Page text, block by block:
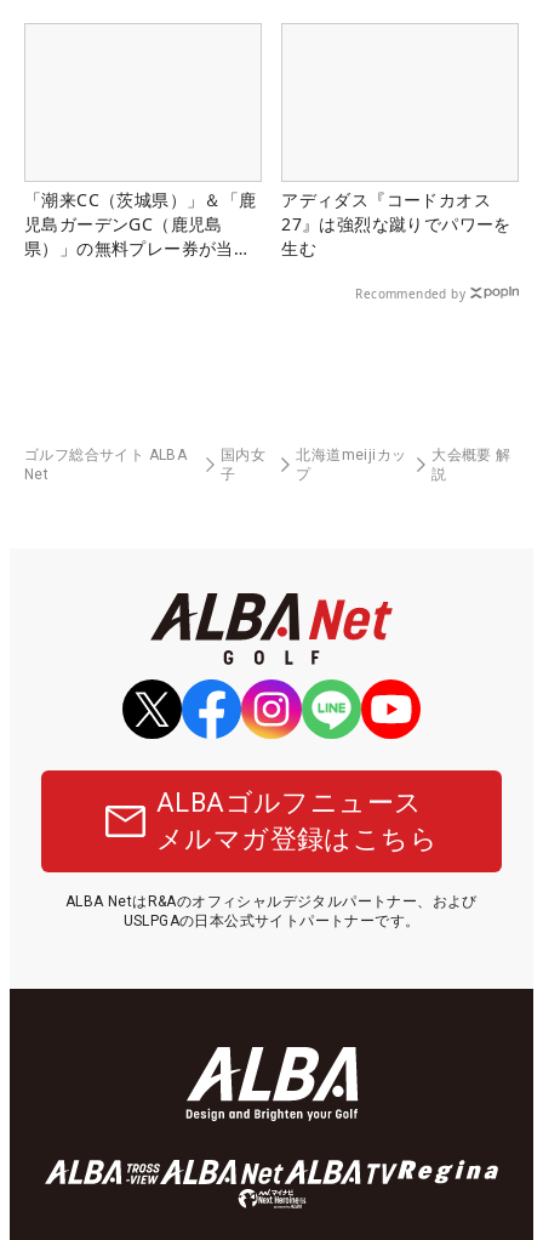
「潮来CC（茨城県）」＆「鹿
児島ガーデンGC（鹿児島
県）」の無料プレー券が当た
アディダス『コードカオス
27』は強烈な蹴りでパワーを
生む
Recommended by
ゴルフ総合サイト ALBA
Net
国内女
子
北海道meijiカッ
プ
大会概要 解
説
ALBAゴルフニュース
メルマガ登録はこちら
ALBA NetはR&Aのオフィシャルデジタルパートナー、および
USLPGAの日本公式サイトパートナーです。